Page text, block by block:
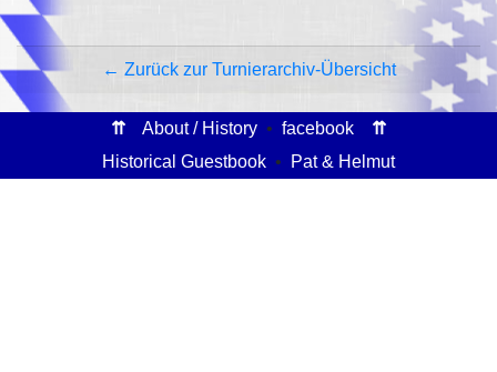
← Zurück zur Turnierarchiv-Übersicht
⇈ About / History • facebook
⇈
Historical Guestbook • Pat & Helmut